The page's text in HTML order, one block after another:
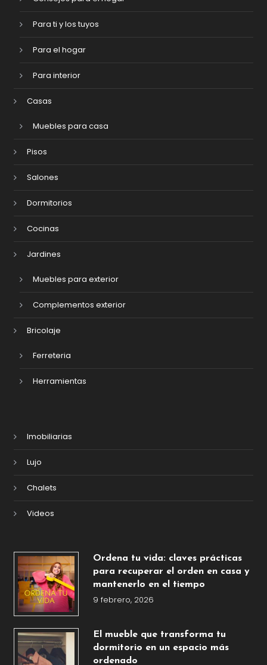
Para ti y los tuyos
Para el hogar
Para interior
Casas
Muebles para casa
Pisos
Salones
Dormitorios
Cocinas
Jardines
Muebles para exterior
Complementos exterior
Bricolaje
Ferreteria
Herramientas
Imobiliarias
Lujo
Chalets
Videos
Ordena tu vida: claves prácticas
para recuperar el orden en casa y
mantenerlo en el tiempo
9 febrero, 2026
El mueble que transforma tu
dormitorio en un espacio más
ordenado